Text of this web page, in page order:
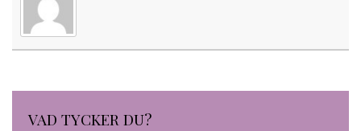
VAD TYCKER DU?